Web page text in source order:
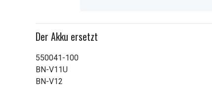
of
Der Akku ersetzt
550041-100
BN-V11U
BN-V12